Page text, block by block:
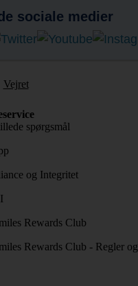
sociale medier
Vejret
spørgsmål
og Integritet
Rewards Club
Rewards Club - Regler og